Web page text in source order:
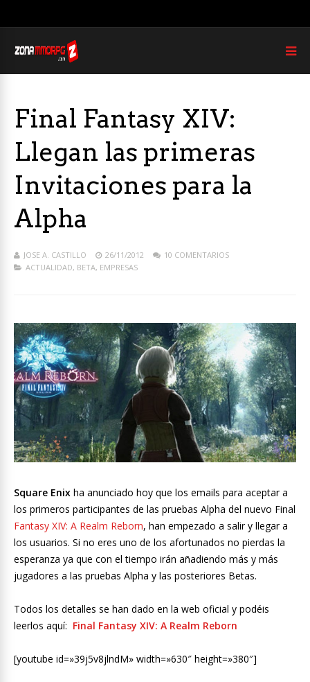
Final Fantasy XIV:
Llegan las primeras
Invitaciones para la
Alpha
JOSE A. CASTILLO 26/11/2012
10 COMENTARIOS
ACTUALIDAD, BETA, EMPRESAS
Square Enix ha anunciado hoy que los emails para aceptar a
los primeros participantes de las pruebas Alpha del nuevo Final
Fantasy XIV: A Realm Reborn, han empezado a salir y llegar a
los usuarios. Si no eres uno de los afortunados no pierdas la
esperanza ya que con el tiempo irán añadiendo más y más
jugadores a las pruebas Alpha y las posteriores Betas.
Todos los detalles se han dado en la web oficial y podéis
leerlos aquí: Final Fantasy XIV: A Realm Reborn
[youtube id=»39j5v8jlndM» width=»630″ height=»380″]